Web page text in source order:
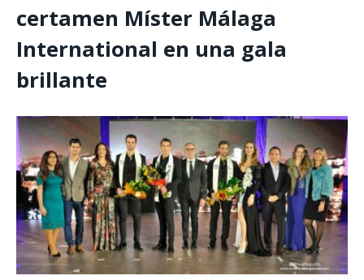
certamen Míster Málaga
International en una gala
brillante